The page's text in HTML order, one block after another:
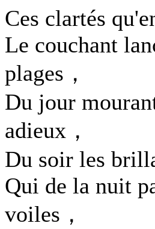
Ces clartés
Le couchant
plages，
Du jour
adieux，
Du soir les
Qui de la nuit
voiles，